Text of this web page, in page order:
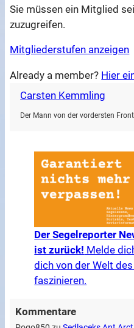
Sie müssen ein Mitglied
zuzugreifen.
Mitgliederstufen anzeigen
Already a member? Hier
Carsten Kemmling
Der Mann von der vordersten
Der Segelreporter
ist zurück! Melde
dich von der Welt
faszinieren.
Kommentare